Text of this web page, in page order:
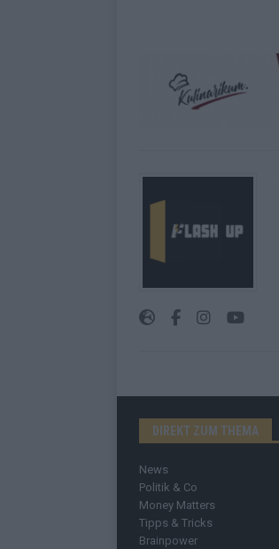
DIREKT ZUM THEMA
News
Politik & Co
Money Matters
Tipps & Tricks
Brainpower